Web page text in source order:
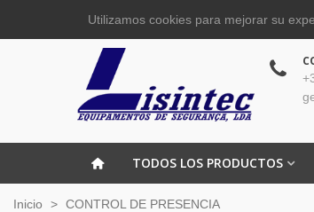
TODOS LOS PRODUCTOS
Inicio > CONTROL DE PRESENCIA
Utilizamos cookies para mejorar su